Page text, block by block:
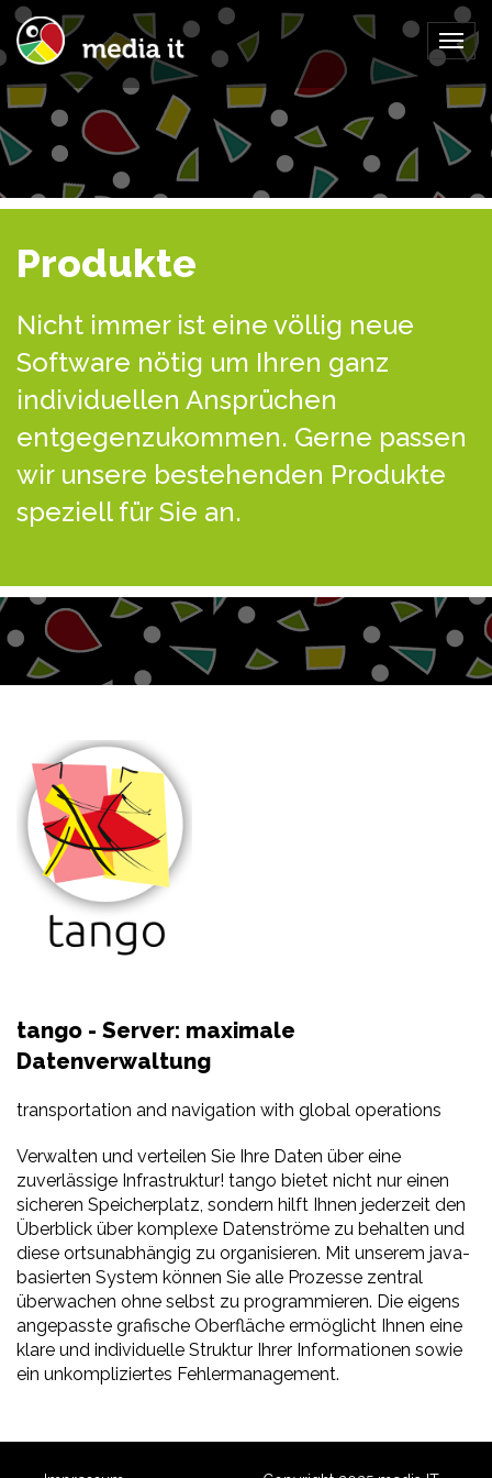
Produkte
Nicht immer ist eine völlig neue
Software nötig um Ihren ganz
individuellen Ansprüchen
entgegenzukommen. Gerne passen
wir unsere bestehenden Produkte
speziell für Sie an.
tango - Server: maximale
Datenverwaltung
transportation and navigation with global operations
Verwalten und verteilen Sie Ihre Daten über eine
zuverlässige Infrastruktur! tango bietet nicht nur einen
sicheren Speicherplatz, sondern hilft Ihnen jederzeit den
Überblick über komplexe Datenströme zu behalten und
diese ortsunabhängig zu organisieren. Mit unserem java-
basierten System können Sie alle Prozesse zentral
überwachen ohne selbst zu programmieren. Die eigens
angepasste grafische Oberfläche ermöglicht Ihnen eine
klare und individuelle Struktur Ihrer Informationen sowie
ein unkompliziertes Fehlermanagement.